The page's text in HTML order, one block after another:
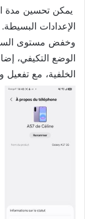
يمكن تحسين مدة
الإعدادات
وخفض مستوى
الوضع التكيفي،
الخلفية، مع